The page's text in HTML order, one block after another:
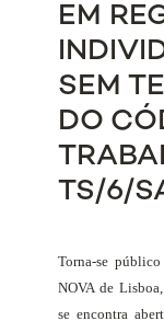
EM
SEM
DO
TS/6/
Torna-se
NOVA de
se encontra